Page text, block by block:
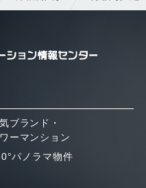
ブランド・
ーマンション
パノラマ物件